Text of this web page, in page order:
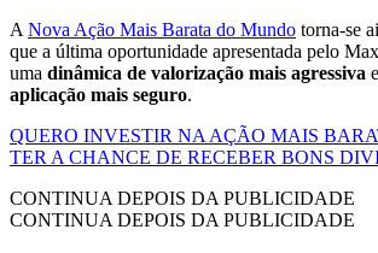
A Nova Ação Mais Barata do Mundo torna-se
que a última oportunidade apresentada pelo
uma dinâmica de valorização mais agressiva
aplicação mais seguro.
QUERO INVESTIR NA AÇÃO MAIS
TER A CHANCE DE RECEBER BONS
CONTINUA DEPOIS DA PUBLICIDADE
CONTINUA DEPOIS DA PUBLICIDADE